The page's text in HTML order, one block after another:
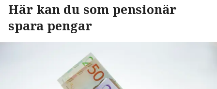
Här kan du som pensionär
spara pengar